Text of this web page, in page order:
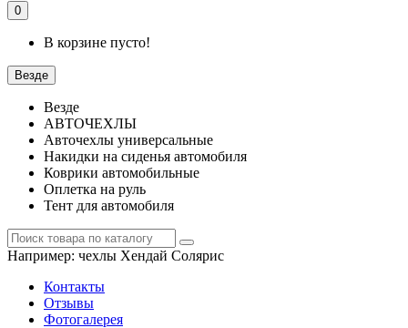
0
В корзине пусто!
Везде
Везде
АВТОЧЕХЛЫ
Авточехлы универсальные
Накидки на сиденья автомобиля
Коврики автомобильные
Оплетка на руль
Тент для автомобиля
Например: чехлы Хендай Солярис
Контакты
Отзывы
Фотогалерея